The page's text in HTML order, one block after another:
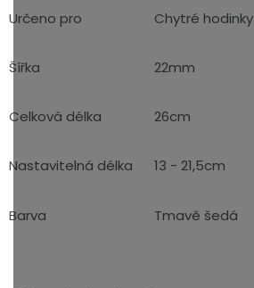
Určeno pro Chytré hodinky
Šířka 22mm
Celková délka 26cm
Nastavitelná délka 13 - 21,5cm
Barva Tmavě šedá